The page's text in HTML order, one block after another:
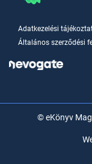
Adatkezelési
Általános szerződési
© eKönyv